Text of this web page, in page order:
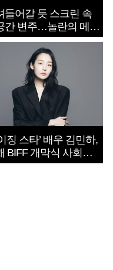
들어갈 듯 스크린 속
간 변주…놀란의 메시
‘전쟁 속죄’
징 스타’ 배우 김민하,
BIFF 개막식 사회자